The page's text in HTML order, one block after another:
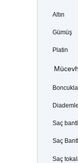
Altın
Gümüş
Platin
Saç
Saç
Saç